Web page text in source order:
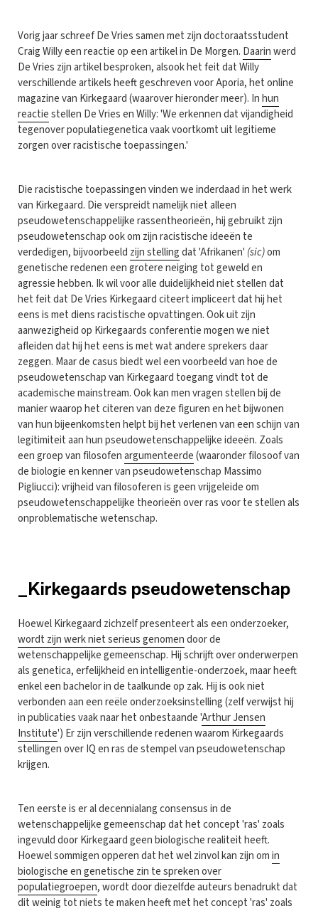
Vorig jaar schreef De Vries samen met zijn doctoraatsstudent
Craig Willy een reactie op een artikel in De Morgen. Daarinwerd
De Vries zijn artikel besproken, alsook het feit dat Willy
verschillende artikels heeft geschreven voor Aporia, het online
magazine van Kirkegaard (waarover hieronder meer). Inhun
reactiestellen De Vries en Willy: 'We erkennen dat vijandigheid
tegenover populatiegenetica vaak voortkomt uit legitieme
zorgen over racistische toepassingen.'
Die racistische toepassingen vinden we inderdaad in het werk
van Kirkegaard. Die verspreidt namelijk niet alleen
pseudowetenschappelijke rassentheorieën, hij gebruikt zijn
pseudowetenschap ook om zijn racistische ideeën te
verdedigen, bijvoorbeeld zijn stellingdat 'Afrikanen' (sic)om
genetische redenen een grotere neiging tot geweld en
agressie hebben. Ik wil voor alle duidelijkheid niet stellen dat
het feit dat De Vries Kirkegaard citeert impliceert dat hij het
eens is met diens racistische opvattingen. Ook uit zijn
aanwezigheid op Kirkegaards conferentie mogen we niet
afleiden dat hij het eens is met wat andere sprekers daar
zeggen. Maar de casus biedt wel een voorbeeld van hoe de
pseudowetenschap van Kirkegaard toegang vindt tot de
academische mainstream. Ook kan men vragen stellen bij de
manier waarop het citeren van deze figuren en het bijwonen
van hun bijeenkomsten helpt bij het verlenen van een schijn van
legitimiteit aan hun pseudowetenschappelijke ideeën. Zoals
een groep van filosofenargumenteerde(waaronder filosoof van
de biologie en kenner van pseudowetenschap Massimo
Pigliucci): vrijheid van filosoferen is geen vrijgeleide om
pseudowetenschappelijke theorieën over ras voor te stellen als
onproblematische wetenschap.
_Kirkegaards pseudowetenschap
Hoewel Kirkegaard zichzelf presenteert als een onderzoeker,
wordt zijn werk niet serieus genomendoor de
wetenschappelijke gemeenschap. Hij schrijft over onderwerpen
als genetica, erfelijkheid en intelligentie-onderzoek, maar heeft
enkel een bachelor in de taalkunde op zak. Hij is ook niet
verbonden aan een reële onderzoeksinstelling (zelf verwijst hij
in publicaties vaak naar het onbestaande 'Arthur Jensen
Institute') Er zijn verschillende redenen waarom Kirkegaards
stellingen over IQ en ras de stempel van pseudowetenschap
krijgen.
Ten eerste is er al decennialang consensus in de
wetenschappelijke gemeenschap dat het concept 'ras' zoals
ingevuld door Kirkegaard geen biologische realiteit heeft.
Hoewel sommigen opperen dat het wel zinvol kan zijn omin
biologische en genetische zin te spreken over
populatiegroepen, wordt door diezelfde auteurs benadrukt dat
dit weinig tot niets te maken heeft met het concept 'ras' zoals